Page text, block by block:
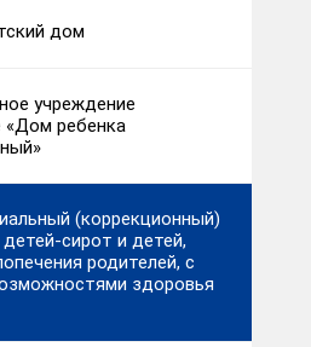
дом
учреждение
«Дом ребенка
(коррекционный)
сирот и детей,
родителей, с
здоровья